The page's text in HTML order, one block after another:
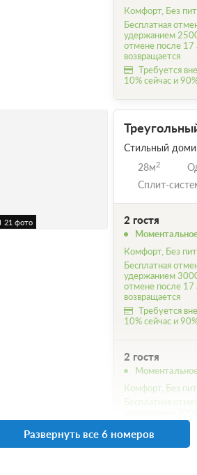
Комфорт, Без
Бесплатная
удержанием
отмене после 17
возвращается
Требуется
10% сейчас и
21 фото
Стильный
28м2
Сплит-
2 гостя
Комфорт, Без
Бесплатная
удержанием
отмене после 17
возвращается
Требуется
10% сейчас и
2 гостя
Комфорт, Без
Бесплатная
отмене после 17
возвращается
Требуется
Развернуть все 6 номеров